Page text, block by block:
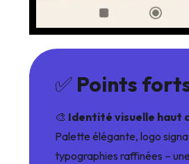
✅ Points
🎨 Identité visuelle haut
Palette élégante, logo
typographies raffinées –